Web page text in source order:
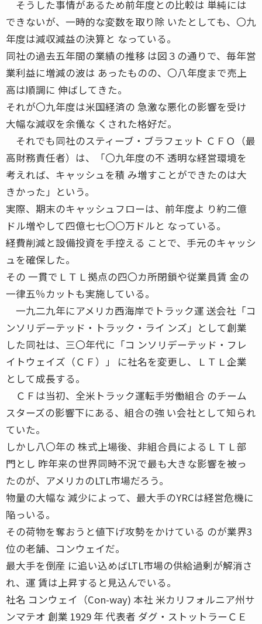
そうした事情があるため前年度との比較は 単純には
できないが、一時的な変数を取り除 いたとしても、〇九
年度は減収減益の決算と なっている。
同社の過去五年間の業績の推移 は図３の通りで、毎年営
業利益に増減の波は あったものの、〇八年度まで売上
高は順調に 伸ばしてきた。
それが〇九年度は米国経済の 急激な悪化の影響を受け
大幅な減収を余儀な くされた格好だ。
それでも同社のスティーブ・ブラフェット ＣＦＯ（最
高財務責任者）は、「〇九年度の不 透明な経営環境を
考えれば、キャッシュを積 み増すことができたのは大
きかった」という。
実際、期末のキャッシュフローは、前年度よ り約二億
ドル増やして四億七七〇〇万ドルと なっている。
経費削減と設備投資を手控える ことで、手元のキャッシ
ュを確保した。
その 一貫でＬＴＬ拠点の四〇カ所閉鎖や従業員賃 金の
一律五％カットも実施している。
一九二九年にアメリカ西海岸でトラック運 送会社「コ
ンソリデーテッド・トラック・ライ ンズ」として創業
した同社は、三〇年代に「コ ンソリデーテッド・フレ
イトウェイズ（ＣＦ）」 に社名を変更し、ＬＴＬ企業
として成長する。
ＣＦは当初、全米トラック運転手労働組合 のチーム
スターズの影響下にある、組合の強 い会社として知られ
ていた。
しかし八〇年の 株式上場後、非組合員によるＬＴＬ部
門とし 昨年来の世界同時不況で最も大きな影響を被っ
たのが、アメリカのLTL市場だろう。
物量の大幅な 減少によって、最大手のYRCは経営危機に
陥っいる。
その荷物を奪おうと値下げ攻勢をかけている のが業界3
位の老舗、コンウェイだ。
最大手を倒産 に追い込めばLTL市場の供給過剰が解消さ
れ、運 賃は上昇すると見込んでいる。
社名 コンウェイ（Con-way) 本社 米カリフォルニア州サ
ンマテオ 創業 1929 年 代表者 ダグ・ストットラーＣＥ